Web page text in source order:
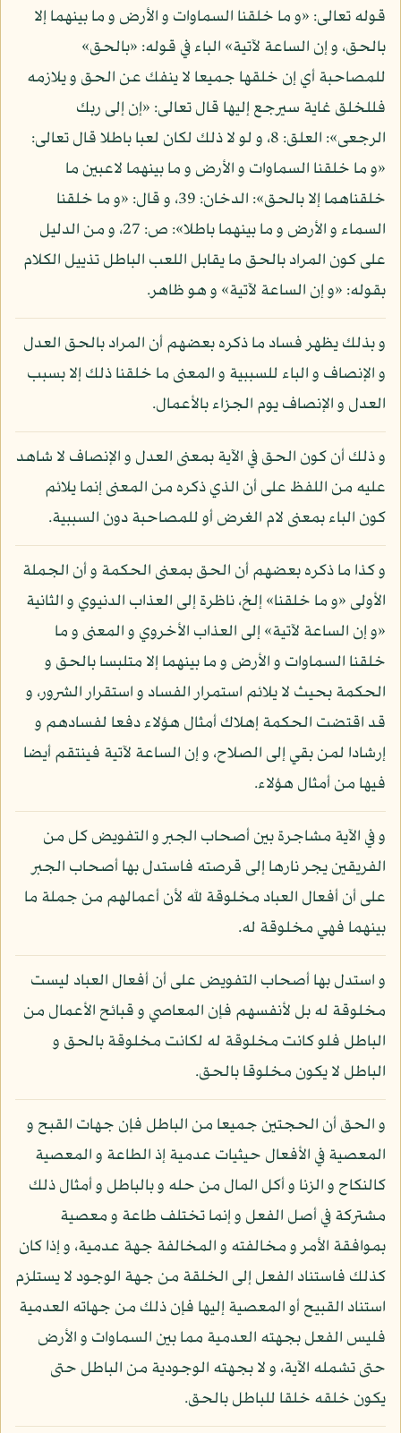
قوله تعالى: «و ما خلقنا السماوات و الأرض و ما بينهما إلا
بالحق، و إن الساعة لآتية» الباء في قوله: «بالحق»
للمصاحبة أي إن خلقها جميعا لا ينفك عن الحق و يلازمه
فللخلق غاية سيرجع إليها قال تعالى: «إن إلى ربك
الرجعى»: العلق: 8، و لو لا ذلك لكان لعبا باطلا قال تعالى:
«و ما خلقنا السماوات و الأرض و ما بينهما لاعبين ما
خلقناهما إلا بالحق»: الدخان: 39، و قال: «و ما خلقنا
السماء و الأرض و ما بينهما باطلا»: ص: 27، و من الدليل
على كون المراد بالحق ما يقابل اللعب الباطل تذييل الكلام
بقوله: «و إن الساعة لآتية» و هو ظاهر.
و بذلك يظهر فساد ما ذكره بعضهم أن المراد بالحق العدل
و الإنصاف و الباء للسببية و المعنى ما خلقنا ذلك إلا بسبب
العدل و الإنصاف يوم الجزاء بالأعمال.
و ذلك أن كون الحق في الآية بمعنى العدل و الإنصاف لا شاهد
عليه من اللفظ على أن الذي ذكره من المعنى إنما يلائم
كون الباء بمعنى لام الغرض أو للمصاحبة دون السببية.
و كذا ما ذكره بعضهم أن الحق بمعنى الحكمة و أن الجملة
الأولى «و ما خلقنا» إلخ، ناظرة إلى العذاب الدنيوي و الثانية
«و إن الساعة لآتية» إلى العذاب الأخروي و المعنى و ما
خلقنا السماوات و الأرض و ما بينهما إلا متلبسا بالحق و
الحكمة بحيث لا يلائم استمرار الفساد و استقرار الشرور، و
قد اقتضت الحكمة إهلاك أمثال هؤلاء دفعا لفسادهم و
إرشادا لمن بقي إلى الصلاح، و إن الساعة لآتية فينتقم أيضا
فيها من أمثال هؤلاء.
و في الآية مشاجرة بين أصحاب الجبر و التفويض كل من
الفريقين يجر نارها إلى قرصته فاستدل بها أصحاب الجبر
على أن أفعال العباد مخلوقة لله لأن أعمالهم من جملة ما
بينهما فهي مخلوقة له.
و استدل بها أصحاب التفويض على أن أفعال العباد ليست
مخلوقة له بل لأنفسهم فإن المعاصي و قبائح الأعمال من
الباطل فلو كانت مخلوقة له لكانت مخلوقة بالحق و
الباطل لا يكون مخلوقا بالحق.
و الحق أن الحجتين جميعا من الباطل فإن جهات القبح و
المعصية في الأفعال حيثيات عدمية إذ الطاعة و المعصية
كالنكاح و الزنا و أكل المال من حله و بالباطل و أمثال ذلك
مشتركة في أصل الفعل و إنما تختلف طاعة و معصية
بموافقة الأمر و مخالفته و المخالفة جهة عدمية، و إذا كان
كذلك فاستناد الفعل إلى الخلقة من جهة الوجود لا يستلزم
استناد القبيح أو المعصية إليها فإن ذلك من جهاته العدمية
فليس الفعل بجهته العدمية مما بين السماوات و الأرض
حتى تشمله الآية، و لا بجهته الوجودية من الباطل حتى
يكون خلقه خلقا للباطل بالحق.